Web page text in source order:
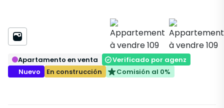
Apartamento en venta
Verificado por agenz
Nuevo
En construcción Comisión al 0%